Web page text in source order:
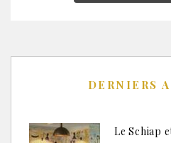
DERNIERS
Le Schiap